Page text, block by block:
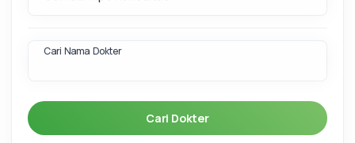
Cari Nama Dokter
Cari Dokter